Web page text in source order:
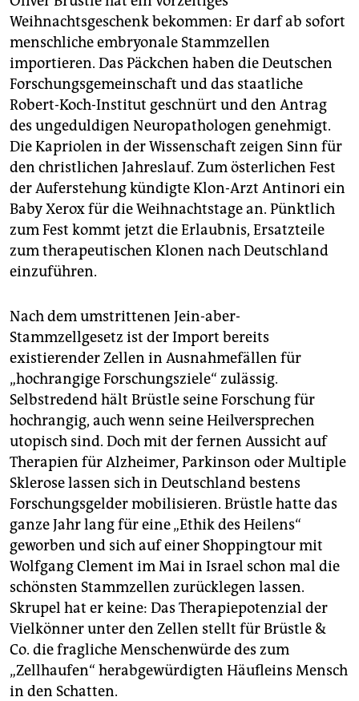
sport
berlin
nord
wahrheit
verlag
verlag
veranstaltungen
shop
unterstützen
abo
genossenschaft
epaper login
Weihnachtsgeschenk bekommen: Er darf ab sofort
menschliche embryonale Stammzellen
importieren. Das Päckchen haben die Deutschen
Forschungsgemeinschaft und das staatliche
Robert-Koch-Institut geschnürt und den Antrag
des ungeduldigen Neuropathologen genehmigt.
Die Kapriolen in der Wissenschaft zeigen Sinn für
den christlichen Jahreslauf. Zum österlichen Fest
der Auferstehung kündigte Klon-Arzt Antinori ein
Baby Xerox für die Weihnachtstage an. Pünktlich
zum Fest kommt jetzt die Erlaubnis, Ersatzteile
zum therapeutischen Klonen nach Deutschland
einzuführen.
Nach dem umstrittenen Jein-aber-
Stammzellgesetz ist der Import bereits
existierender Zellen in Ausnahmefällen für
„hochrangige Forschungsziele“ zulässig.
Selbstredend hält Brüstle seine Forschung für
hochrangig, auch wenn seine Heilversprechen
utopisch sind. Doch mit der fernen Aussicht auf
Therapien für Alzheimer, Parkinson oder Multiple
Sklerose lassen sich in Deutschland bestens
Forschungsgelder mobilisieren. Brüstle hatte das
ganze Jahr lang für eine „Ethik des Heilens“
geworben und sich auf einer Shoppingtour mit
Wolfgang Clement im Mai in Israel schon mal die
schönsten Stammzellen zurücklegen lassen.
Skrupel hat er keine: Das Therapiepotenzial der
Vielkönner unter den Zellen stellt für Brüstle &
Co. die fragliche Menschenwürde des zum
„Zellhaufen“ herabgewürdigten Häufleins Mensch
in den Schatten.